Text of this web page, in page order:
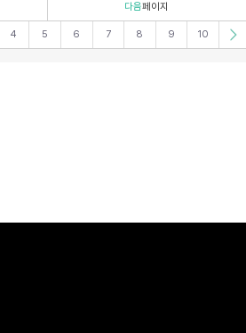
다음페이지
4 5 6 7 8 9 10